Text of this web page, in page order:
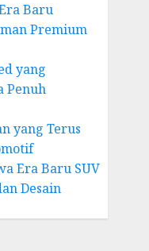
Baru
Premium
yang
Penuh
yang Terus
Era Baru SUV
Desain